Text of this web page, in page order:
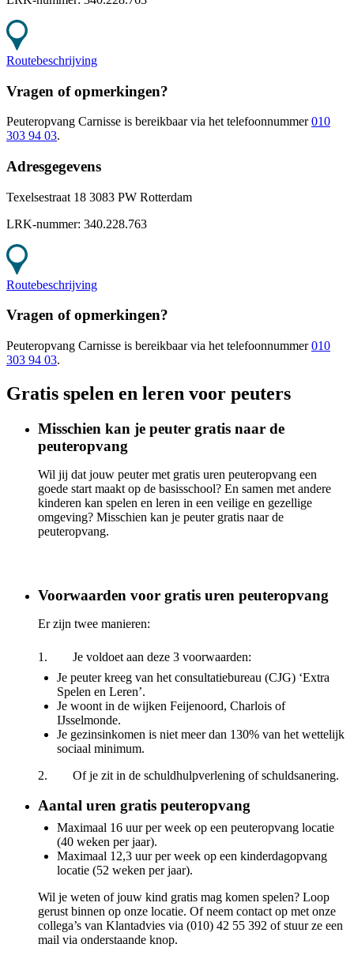
Routebeschrijving
Vragen of opmerkingen?
Peuteropvang Carnisse is bereikbaar via het telefoonnummer 010
303 94 03.
Adresgegevens
Texelsestraat 18 3083 PW Rotterdam
LRK-nummer: 340.228.763
Routebeschrijving
Vragen of opmerkingen?
Peuteropvang Carnisse is bereikbaar via het telefoonnummer 010
303 94 03.
Gratis spelen en leren voor peuters
Misschien kan je peuter gratis naar de
peuteropvang
Wil jij dat jouw peuter met gratis uren peuteropvang een
goede start maakt op de basisschool? En samen met andere
kinderen kan spelen en leren in een veilige en gezellige
omgeving? Misschien kan je peuter gratis naar de
peuteropvang.
Voorwaarden voor gratis uren peuteropvang
Er zijn twee manieren:
1. Je voldoet aan deze 3 voorwaarden:
Je peuter kreeg van het consultatiebureau (CJG) ‘Extra
Spelen en Leren’.
Je woont in de wijken Feijenoord, Charlois of
IJsselmonde.
Je gezinsinkomen is niet meer dan 130% van het wettelijk
sociaal minimum.
2. Of je zit in de schuldhulpverlening of schuldsanering.
Aantal uren gratis peuteropvang
Maximaal 16 uur per week op een peuteropvang locatie
(40 weken per jaar).
Maximaal 12,3 uur per week op een kinderdagopvang
locatie (52 weken per jaar).
Wil je weten of jouw kind gratis mag komen spelen? Loop
gerust binnen op onze locatie. Of neem contact op met onze
collega’s van Klantadvies via (010) 42 55 392 of stuur ze een
mail via onderstaande knop.